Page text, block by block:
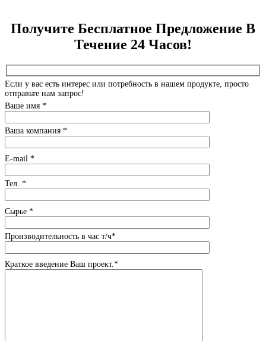
Получите Бесплатное Предложение В
Течение 24 Часов!
Если у вас есть интерес или потребность в нашем продукте, просто
отправьте нам запрос!
Ваше имя *
Ваша компания *
E-mail *
Тел. *
Сырье *
Производительность в час т/ч*
Краткое введение Ваш проект.*